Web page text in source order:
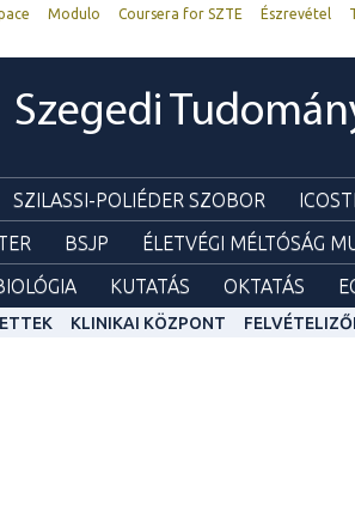
Modulo Coursera for SZTE Észrevétel
Szegedi
SZILASSI-POLIÉDER SZOBOR
BSJP ÉLETVÉGI MÉLTÓSÁG
KUTATÁS OKTATÁS
KLINIKAI KÖZPONT